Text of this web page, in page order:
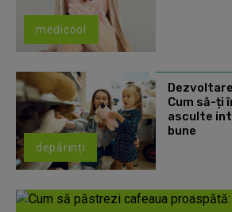
medicool
depărinți
Cum să-ți
asculte
bune